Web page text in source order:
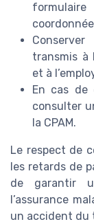
transmis à
et à
En cas de
consulter
la CPAM.
Le respect de
les retards de
de garantir
l’assurance
un accident du